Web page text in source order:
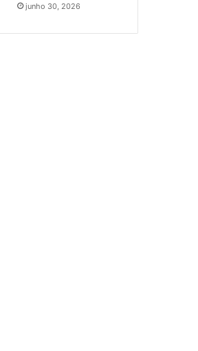
junho 30, 2026